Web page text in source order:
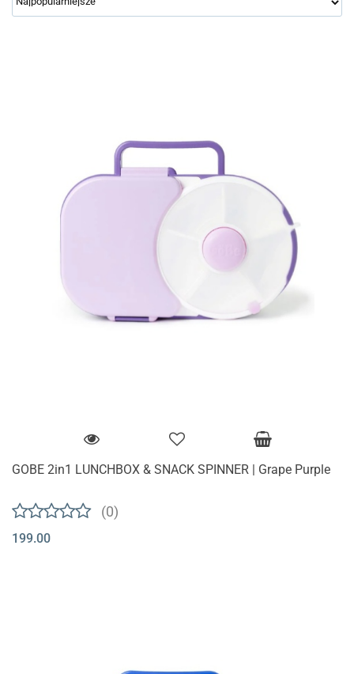
GOBE 2in1 LUNCHBOX & SNACK SPINNER | Grape Purple
(0)
199.00